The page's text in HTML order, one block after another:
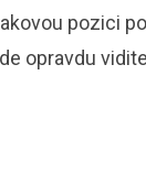
pozici
opravdu